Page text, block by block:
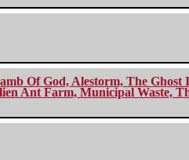
Of God, Alestorm, The
Ant Farm, Municipal Waste,